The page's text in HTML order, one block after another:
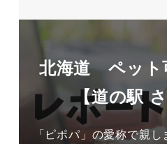
北海道 ペット
【道の駅
「ピポパ」の愛称で親